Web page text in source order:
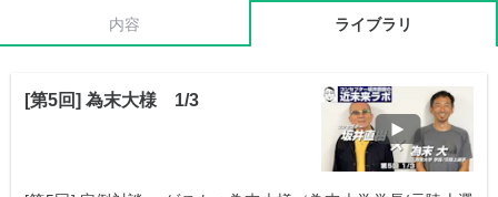
内容 ライブラリ
[第5回] 為末大様 1/3